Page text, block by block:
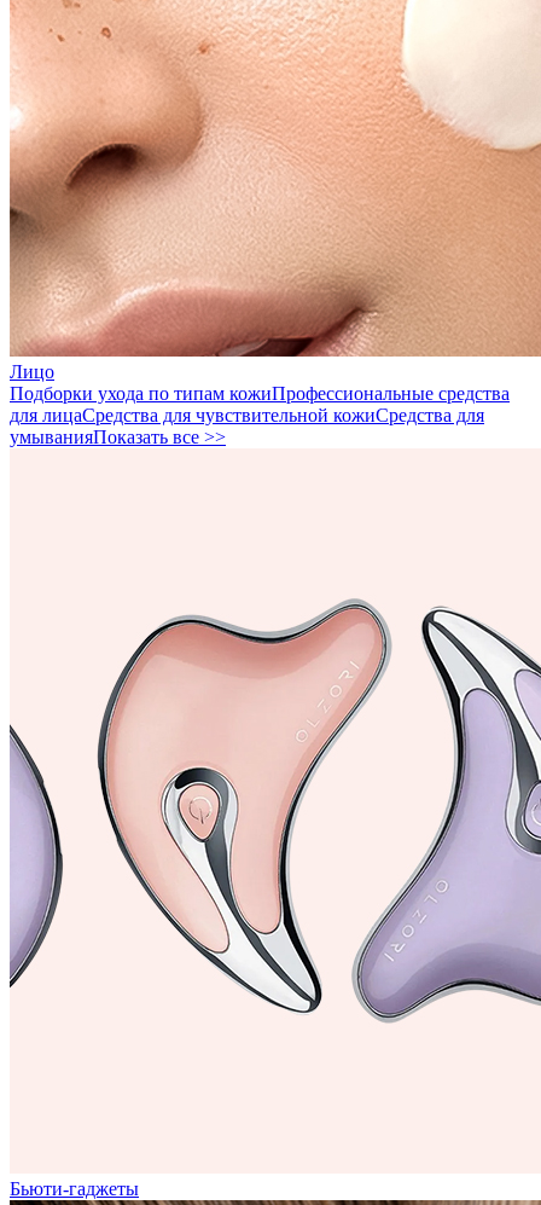
Лицо
Подборки ухода по типам кожиПрофессиональные средства
для лицаСредства для чувствительной кожиСредства для
умыванияПоказать все >>
Бьюти-гаджеты